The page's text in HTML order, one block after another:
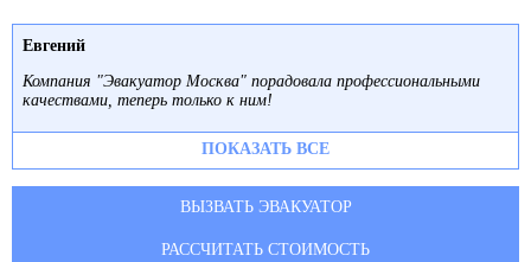
Евгений
Компания "Эвакуатор Москва" порадовала профессиональными
качествами, теперь только к ним!
ПОКАЗАТЬ ВСЕ
ВЫЗВАТЬ ЭВАКУАТОР
РАССЧИТАТЬ СТОИМОСТЬ